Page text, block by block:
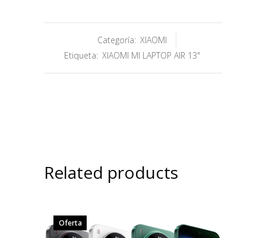
Categoría: XIAOMI
Etiqueta: XIAOMI MI LAPTOP AIR 13"
Related products
Oferta